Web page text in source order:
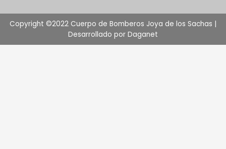
Copyright ©2022 Cuerpo de Bomberos Joya de los Sachas |
Desarrollado por Daganet